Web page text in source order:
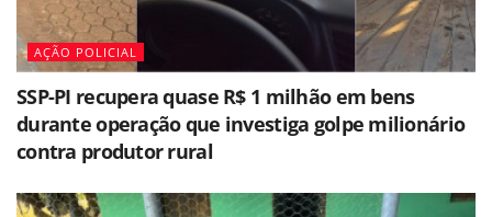
AÇÃO POLICIAL
SSP-PI recupera quase R$ 1 milhão em bens
durante operação que investiga golpe milionário
contra produtor rural